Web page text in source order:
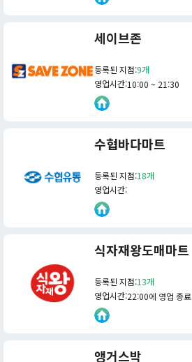
세이브존
등록된 지점:9개
영업시간:10:00 ~ 21:30
수협바다마트
등록된 지점:18개
영업시간:
식자재왕도매마트
등록된 지점:13개
영업시간:22:00에 영업 종료
앵거스박